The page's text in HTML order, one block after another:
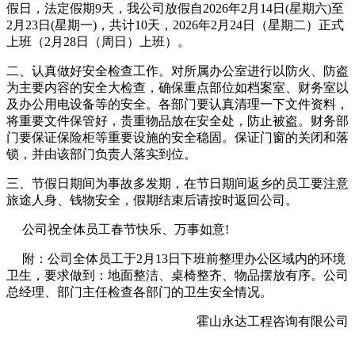
假日，法定假期9天，我公司放假自2026年2月 14日 (星期六)至
2月 23日 (星期一) ，共计10天， 2026年2月 24日（星期二）正式
上班（2月 28日（周日）上班）。
二、认真做好安全检查工作。对所属办公室进行以防火、防盗
为主要内容的安全大检查，确保重点部位如档案室、财务室以
及办公用电设备等的安全。各部门要认真清理一下文件资料，
将重要文件保管好，贵重物品放在安全处，防止被盗。财务部
门要保证保险柜等重要设施的安全稳固。保证门窗的关闭和落
锁，并由该部门负责人落实到位。
三、节假日期间为事故多发期，在节日期间返乡的员工要注意
旅途人身、钱物安全，假期结束后请按时返回公司。
公司祝全体员工春节快乐、万事如意!
附：公司全体员工于2月 13日下班前整理办公区域内的环境
卫生，要求做到：地面整洁、桌椅整齐、物品摆放有序。公司
总经理、部门主任检查各部门的卫生安全情况。
霍山永达工程咨询有限公司